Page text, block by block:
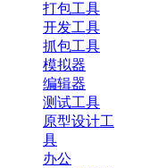
打包工具
开发工具
抓包工具
模拟器
编辑器
测试工具
原型设计工
具
办公